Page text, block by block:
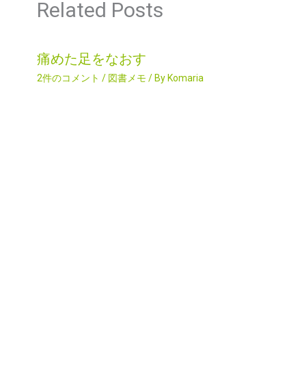
Related Posts
痛めた足をなおす
2件のコメント / 図書メモ / By Komaria